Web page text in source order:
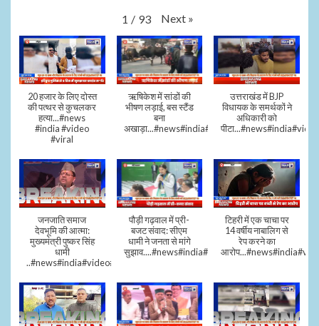
1 / 93 Next »
20 हजार के लिए दोस्त
की पत्थर से कुचलकर
हत्या...#news
#india #video
#viral
ऋषिकेश में सांडों की
भीषण लड़ाई, बस स्टैंड
बना
अखाड़ा...#news#india#video#viral
उत्तराखंड में BJP
विधायक के समर्थकों ने
अधिकारी को
जनजाति समाज
देवभूमि की आत्मा:
मुख्यमंत्री पुष्कर सिंह
धामी
..#news#india#video#viral
पौड़ी गढ़वाल में प्री-
बजट संवाद: सीएम
धामी ने जनता से मांगे
सुझाव....#news#india#video#viral
टिहरी में एक चाचा पर
14 वर्षीय नाबालिग से
रेप करने का